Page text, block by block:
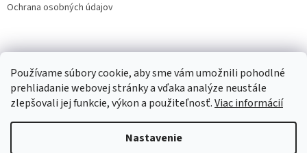
Používame súbory cookie, aby sme vám umožnili pohodlné
prehliadanie webovej stránky a vďaka analýze neustále
zlepšovali jej funkcie, výkon a použiteľnosť.Viac informácií
Nastavenie
Ochrana osobných údajov